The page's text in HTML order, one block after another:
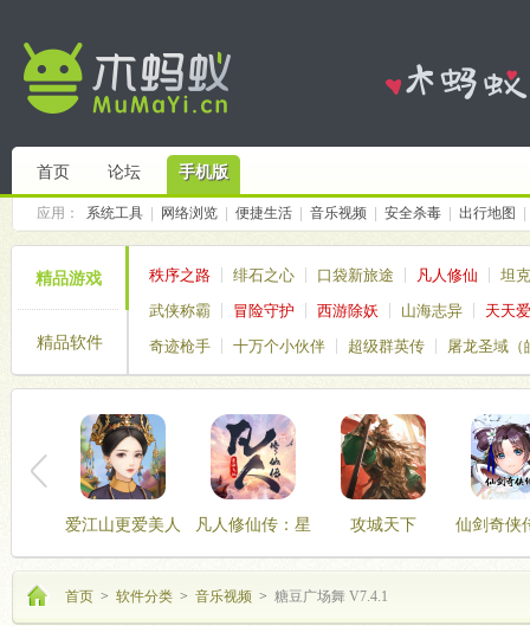
首页 论坛 手机版
应用： 系统工具 网络浏览 便捷生活 音乐视频 安全杀毒 出行地图
精品游戏
精品软件
秩序之路 绯石之心 口袋新旅途 凡人修仙
坦
武侠称霸
冒险守护 西游除妖 山海志异
天天
奇迹枪手
十万个小伙伴 超级群英传
屠龙圣域（
仙境传说破晓
塔塔帝国
爱江山更爱美人
凡人修仙传：星
攻城天下
仙剑奇侠
首页 > 软件分类 > 音乐视频 > 糖豆广场舞 V7.4.1